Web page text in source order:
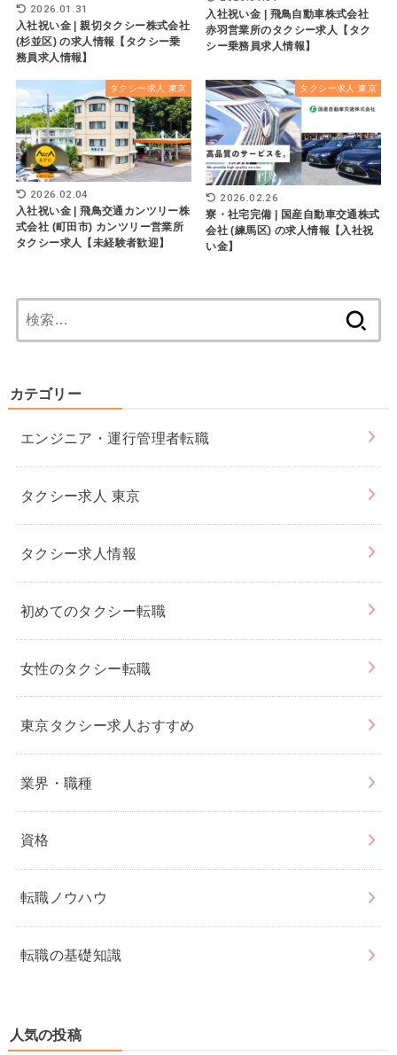
2026.01.31
入社祝い金 | 親切タクシー株式会社
(杉並区) の求人情報【タクシー乗
務員求人情報】
入社祝い金 | 飛鳥自動車株式会社
赤羽営業所のタクシー求人【タク
シー乗務員求人情報】
タクシー求人 東京
2026.02.04
入社祝い金 | 飛鳥交通カンツリー株
式会社 (町田市) カンツリー営業所
タクシー求人【未経験者歓迎】
タクシー求人 東京
2026.02.26
寮・社宅完備 | 国産自動車交通株式
会社 (練馬区) の求人情報【入社祝
い金】
索:
カテゴリー
エンジニア・運行管理者転職
タクシー求人 東京
タクシー求人情報
初めてのタクシー転職
女性のタクシー転職
東京タクシー求人おすすめ
業界・職種
資格
転職ノウハウ
転職の基礎知識
人気の投稿